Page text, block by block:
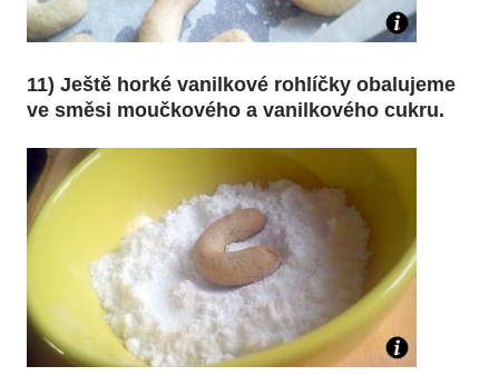
11) Ještě horké vanilkové rohlíčky obalujeme
ve směsi moučkového a vanilkového cukru.